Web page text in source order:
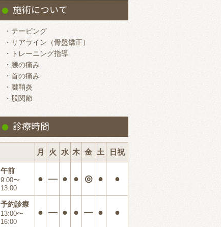
2024.12
2024.11
2024.10
2024.9
2024.8
2024.7
2024.6
2024.5
2024.2
2024.1
2023.12
2023.11
施術について
・テーピング
・リアライン（骨盤矯正）
・トレーニング指導
・腰の痛み
・首の痛み
・腱鞘炎
・股関節
診療時間
月 火 水 木 金 土 日祝
午前
9:00〜
13:00
● ― ● ● ◎ ● ●
予約診療
13:00〜
16:00
● ― ● ● ― ● ●